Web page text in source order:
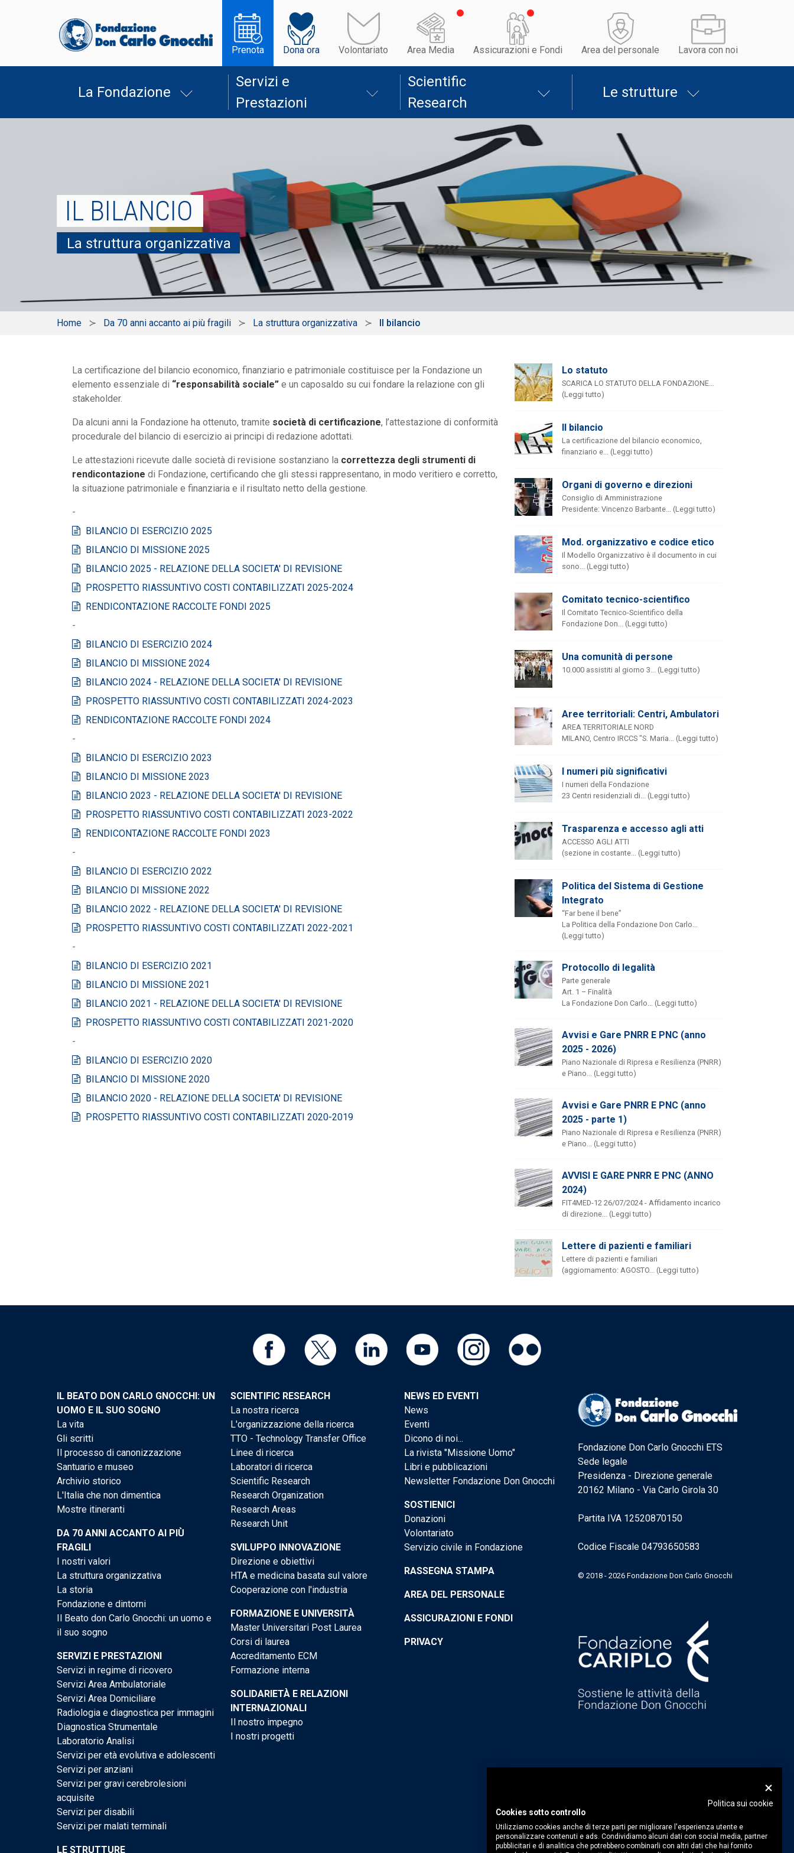
Prenota Dona ora Volontariato Area Media Assicurazioni e Fondi Area del personale Lavora con noi
La Fondazione
Servizi e
Prestazioni
Scientific
Research
Le strutture
IL BILANCIO
La struttura organizzativa
Home Da 70 anni accanto ai più fragili La struttura organizzativa Il bilancio
La certificazione del bilancio economico, finanziario e patrimoniale costituisce per la Fondazione un
elemento essenziale di “responsabilità sociale” e un caposaldo su cui fondare la relazione con gli
stakeholder.
Da alcuni anni la Fondazione ha ottenuto, tramite società di certificazione, l’attestazione di conformità
procedurale del bilancio di esercizio ai principi di redazione adottati.
Le attestazioni ricevute dalle società di revisione sostanziano la correttezza degli strumenti di
rendicontazione di Fondazione, certificando che gli stessi rappresentano, in modo veritiero e corretto,
la situazione patrimoniale e finanziaria e il risultato netto della gestione.
-
BILANCIO DI ESERCIZIO 2025
BILANCIO DI MISSIONE 2025
BILANCIO 2025 - RELAZIONE DELLA SOCIETA' DI REVISIONE
PROSPETTO RIASSUNTIVO COSTI CONTABILIZZATI 2025-2024
RENDICONTAZIONE RACCOLTE FONDI 2025
-
BILANCIO DI ESERCIZIO 2024
BILANCIO DI MISSIONE 2024
BILANCIO 2024 - RELAZIONE DELLA SOCIETA' DI REVISIONE
PROSPETTO RIASSUNTIVO COSTI CONTABILIZZATI 2024-2023
RENDICONTAZIONE RACCOLTE FONDI 2024
-
BILANCIO DI ESERCIZIO 2023
BILANCIO DI MISSIONE 2023
BILANCIO 2023 - RELAZIONE DELLA SOCIETA' DI REVISIONE
PROSPETTO RIASSUNTIVO COSTI CONTABILIZZATI 2023-2022
RENDICONTAZIONE RACCOLTE FONDI 2023
-
BILANCIO DI ESERCIZIO 2022
BILANCIO DI MISSIONE 2022
BILANCIO 2022 - RELAZIONE DELLA SOCIETA' DI REVISIONE
PROSPETTO RIASSUNTIVO COSTI CONTABILIZZATI 2022-2021
-
BILANCIO DI ESERCIZIO 2021
BILANCIO DI MISSIONE 2021
BILANCIO 2021 - RELAZIONE DELLA SOCIETA' DI REVISIONE
PROSPETTO RIASSUNTIVO COSTI CONTABILIZZATI 2021-2020
-
BILANCIO DI ESERCIZIO 2020
BILANCIO DI MISSIONE 2020
BILANCIO 2020 - RELAZIONE DELLA SOCIETA' DI REVISIONE
PROSPETTO RIASSUNTIVO COSTI CONTABILIZZATI 2020-2019
Lo statuto
SCARICA LO STATUTO DELLA FONDAZIONE...
(Leggi tutto)
Il bilancio
La certificazione del bilancio economico,
finanziario e... (Leggi tutto)
Organi di governo e direzioni
Consiglio di Amministrazione
Presidente: Vincenzo Barbante... (Leggi tutto)
Mod. organizzativo e codice etico
Il Modello Organizzativo è il documento in cui
sono... (Leggi tutto)
Comitato tecnico-scientifico
Il Comitato Tecnico-Scientifico della
Fondazione Don... (Leggi tutto)
Una comunità di persone
10.000 assistiti al giorno 3... (Leggi tutto)
Aree territoriali: Centri, Ambulatori
AREA TERRITORIALE NORD
MILANO, Centro IRCCS "S. Maria... (Leggi tutto)
I numeri più significativi
I numeri della Fondazione
23 Centri residenziali di... (Leggi tutto)
Trasparenza e accesso agli atti
ACCESSO AGLI ATTI
(sezione in costante... (Leggi tutto)
Politica del Sistema di Gestione
Integrato
“Far bene il bene”
La Politica della Fondazione Don Carlo...
(Leggi tutto)
Protocollo di legalità
Parte generale
Art. 1 – Finalità
La Fondazione Don Carlo... (Leggi tutto)
Avvisi e Gare PNRR E PNC (anno
2025 - 2026)
Piano Nazionale di Ripresa e Resilienza (PNRR)
e Piano... (Leggi tutto)
Avvisi e Gare PNRR E PNC (anno
2025 - parte 1)
Piano Nazionale di Ripresa e Resilienza (PNRR)
e Piano... (Leggi tutto)
AVVISI E GARE PNRR E PNC (ANNO
2024)
FIT4MED-12 26/07/2024 - Affidamento incarico
di direzione... (Leggi tutto)
Lettere di pazienti e familiari
Lettere di pazienti e familiari
(aggiornamento: AGOSTO... (Leggi tutto)
IL BEATO DON CARLO GNOCCHI: UN
UOMO E IL SUO SOGNO
La vita
Gli scritti
Il processo di canonizzazione
Santuario e museo
Archivio storico
L'Italia che non dimentica
Mostre itineranti
DA 70 ANNI ACCANTO AI PIÙ
FRAGILI
I nostri valori
La struttura organizzativa
La storia
Fondazione e dintorni
Il Beato don Carlo Gnocchi: un uomo e
il suo sogno
SERVIZI E PRESTAZIONI
Servizi in regime di ricovero
Servizi Area Ambulatoriale
Servizi Area Domiciliare
Radiologia e diagnostica per immagini
Diagnostica Strumentale
Laboratorio Analisi
Servizi per età evolutiva e adolescenti
Servizi per anziani
Servizi per gravi cerebrolesioni
acquisite
Servizi per disabili
Servizi per malati terminali
LE STRUTTURE
SCIENTIFIC RESEARCH
La nostra ricerca
L'organizzazione della ricerca
TTO - Technology Transfer Office
Linee di ricerca
Laboratori di ricerca
Scientific Research
Research Organization
Research Areas
Research Unit
SVILUPPO INNOVAZIONE
Direzione e obiettivi
HTA e medicina basata sul valore
Cooperazione con l'industria
FORMAZIONE E UNIVERSITÀ
Master Universitari Post Laurea
Corsi di laurea
Accreditamento ECM
Formazione interna
SOLIDARIETÀ E RELAZIONI
INTERNAZIONALI
Il nostro impegno
I nostri progetti
NEWS ED EVENTI
News
Eventi
Dicono di noi...
La rivista "Missione Uomo"
Libri e pubblicazioni
Newsletter Fondazione Don Gnocchi
SOSTIENICI
Donazioni
Volontariato
Servizio civile in Fondazione
RASSEGNA STAMPA
AREA DEL PERSONALE
ASSICURAZIONI E FONDI
PRIVACY
Fondazione Don Carlo Gnocchi ETS
Sede legale
Presidenza - Direzione generale
20162 Milano - Via Carlo Girola 30
Partita IVA 12520870150
Codice Fiscale 04793650583
© 2018 - 2026 Fondazione Don Carlo Gnocchi
Politica sui cookie
Cookies sotto controllo
Utilizziamo cookies anche di terze parti per migliorare l'esperienza utente e
personalizzare contenuti e ads. Condividiamo alcuni dati con social media, partner
pubblicitari e di analitica che potrebbero combinarli con altri dati che hai fornito